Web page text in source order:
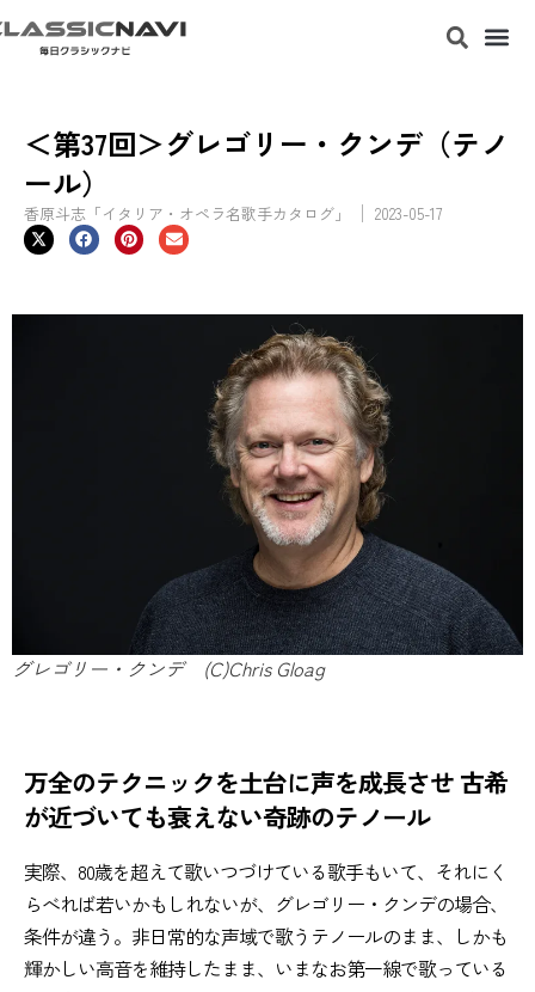
＜第37回＞グレゴリー・クンデ（テノ
ール）
香原斗志「イタリア・オペラ名歌手カタログ」 2023-05-17
グレゴリー・クンデ (C)Chris Gloag
万全のテクニックを土台に声を成長させ 古希
が近づいても衰えない奇跡のテノール
実際、80歳を超えて歌いつづけている歌手もいて、それにく
らべれば若いかもしれないが、グレゴリー・クンデの場合、
条件が違う。非日常的な声域で歌うテノールのまま、しかも
輝かしい高音を維持したまま、いまなお第一線で歌っている